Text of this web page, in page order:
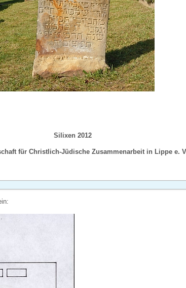
Silixen 2012
für Christlich-Jüdische Zusammenarbeit in Lippe e.